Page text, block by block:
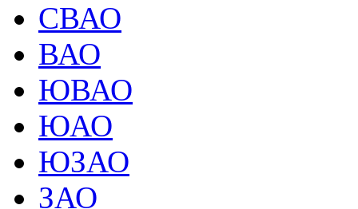
СВАО
ВАО
ЮВАО
ЮАО
ЮЗАО
ЗАО